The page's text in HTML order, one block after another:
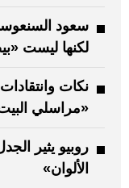
سعود
لكنها ليست
نكات
«مراسلي
روبيو يثير
الألوان»